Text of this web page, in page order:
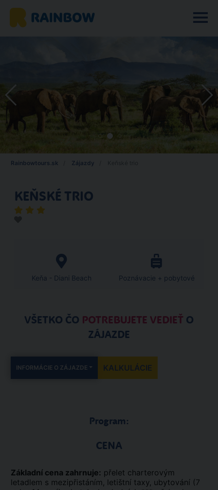
Rainbowtours.sk Zájazdy
KEŇSKÉ TRIO
Keňa - Diani Beach Poznávacie + pobytové
VŠETKO ČO POTREBUJETE VEDIEŤ O
ZÁJAZDE
INFORMÁCIE O ZÁJAZDE KALKULÁCIE
Program:
CENA
Základní cena zahrnuje: přelet charterovým
letadlem s mezipřistáním, letištní taxy, ubytování (7